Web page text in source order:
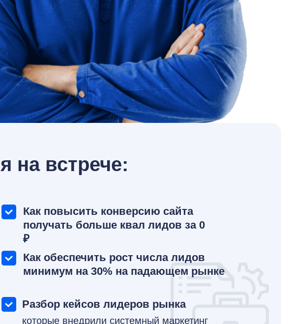
на встрече:
которые внедрили системный маркетинг
Разбор кейсов лидеров рынка
Как повысить конверсию сайта
получать больше квал лидов за 0
₽
Как обеспечить рост числа лидов
минимум на 30% на падающем рынке